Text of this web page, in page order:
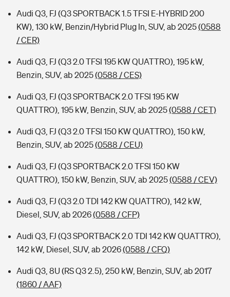
Audi Q3, FJ (Q3 SPORTBACK 1.5 TFSI E-HYBRID 200
KW), 130 kW, Benzin/Hybrid Plug In, SUV, ab 2025(0588
/ CER)
Audi Q3, FJ (Q3 2.0 TFSI 195 KW QUATTRO), 195 kW,
Benzin, SUV, ab 2025(0588 / CES)
Audi Q3, FJ (Q3 SPORTBACK 2.0 TFSI 195 KW
QUATTRO), 195 kW, Benzin, SUV, ab 2025(0588 / CET)
Audi Q3, FJ (Q3 2.0 TFSI 150 KW QUATTRO), 150 kW,
Benzin, SUV, ab 2025(0588 / CEU)
Audi Q3, FJ (Q3 SPORTBACK 2.0 TFSI 150 KW
QUATTRO), 150 kW, Benzin, SUV, ab 2025(0588 / CEV)
Audi Q3, FJ (Q3 2.0 TDI 142 KW QUATTRO), 142 kW,
Diesel, SUV, ab 2026(0588 / CFP)
Audi Q3, FJ (Q3 SPORTBACK 2.0 TDI 142 KW QUATTRO),
142 kW, Diesel, SUV, ab 2026(0588 / CFQ)
Audi Q3, 8U (RS Q3 2.5), 250 kW, Benzin, SUV, ab 2017
(1860 / AAF)